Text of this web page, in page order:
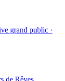
grand public ·